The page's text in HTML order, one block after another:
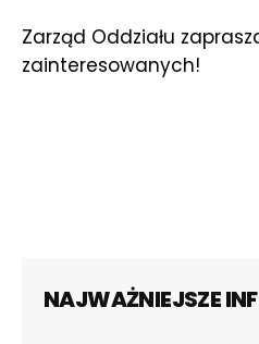
Zarząd Oddziału
zainteresowanych!
NAJWAŻNIEJSZE